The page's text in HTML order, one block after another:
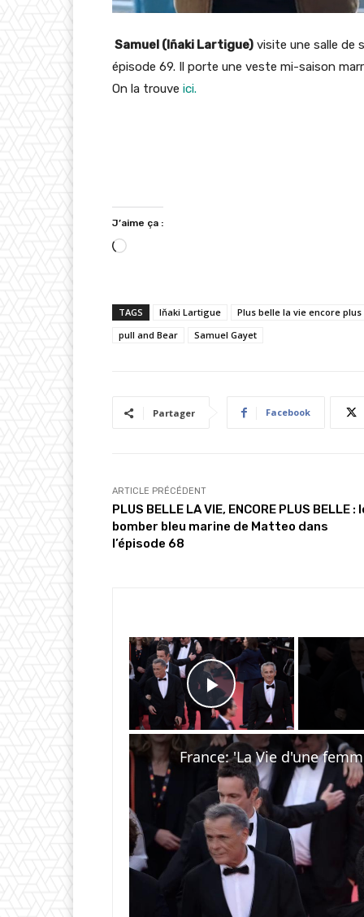
Samuel (Iñaki Lartigue) visite une salle de
épisode 69. Il porte une veste mi-saison
On la trouve ici.
J’aime ça :
C
r
g
TAGS Iňaki Lartigue
Plus belle la vie encore
pull and Bear
Samuel Gayet
Partager Facebook
ARTICLE PRÉCÉDENT
PLUS BELLE LA VIE, ENCORE PLUS BELLE :
bomber bleu marine de Matteo dans
l’épisode 68
×
Play Video